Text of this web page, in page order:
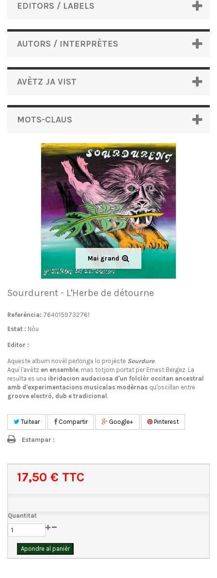
EDITORS / LABELS
AUTORS / INTERPRÈTES
AVÈTZ JA VIST
MOTS-CLAUS
Mai grand
Sourdurent - L'Herbe de détourne
Referéncia: 7640159732761
Estat : Nòu
Editor :
Aqueste album novèl perlonga lo projècte Sourdure.
Aquí l'avètz en ensemble, mas totjorn portat per Ernest Bergez. La
resulta es una ibridacion audaciosa d'un folclòr occitan ancestral
amb d'experimentacions musicalas modèrnas qu'oscillan entre
groove electrò, dub e tradicional .
Tuitear Compartir Google+ Pinterest
Estampar :
17,50 € TTC
Quantitat
Apondre al panièr